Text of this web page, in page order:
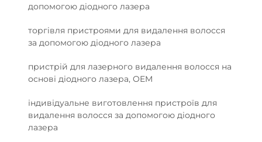
допомогою діодного лазера
торгівля пристроями для видалення волосся
за допомогою діодного лазера
пристрій для лазерного видалення волосся на
основі діодного лазера, OEM
індивідуальне виготовлення пристроїв для
видалення волосся за допомогою діодного
лазера